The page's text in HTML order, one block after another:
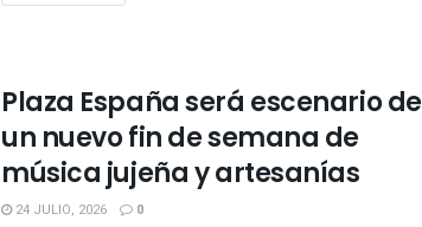
Plaza España será escenario de
un nuevo fin de semana de
música jujeña y artesanías
24 JULIO, 2026 0